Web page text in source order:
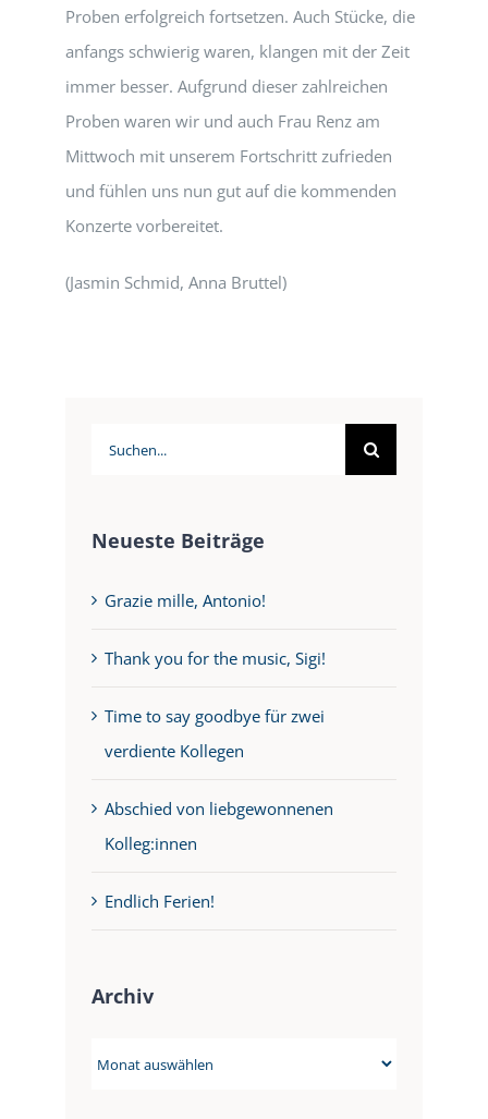
Proben erfolgreich fortsetzen. Auch Stücke, die
anfangs schwierig waren, klangen mit der Zeit
immer besser. Aufgrund dieser zahlreichen
Proben waren wir und auch Frau Renz am
Mittwoch mit unserem Fortschritt zufrieden
und fühlen uns nun gut auf die kommenden
Konzerte vorbereitet.
(Jasmin Schmid, Anna Bruttel)
Suche
Neueste Beiträge
Grazie mille, Antonio!
Thank you for the music, Sigi!
Time to say goodbye für zwei
verdiente Kollegen
Abschied von liebgewonnenen
Kolleg:innen
Endlich Ferien!
Archiv
Archiv